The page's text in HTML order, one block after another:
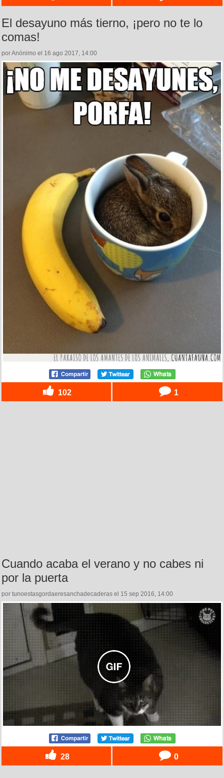
El desayuno más tierno, ¡pero no te lo
comas!
por Anónimo el 16 ago 2017, 14:00
102 1
Cuando acaba el verano y no cabes ni
por la puerta
por tunoestasgordaeresanchadecaderas el 15 sep 2016, 14:00
28 0